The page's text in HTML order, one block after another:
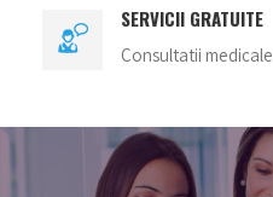
SERVICII GRATUITE
Consultatii medicale